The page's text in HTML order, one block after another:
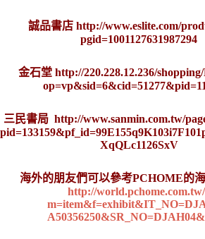
誠品書店http://www.eslite.com/
pgid=1001127631987294
金石堂 http://220.228.12.236/
三民書局http://www.sanmin.com.tw/
XqQLc1126SxV
海外的朋友們可以參考PCHOME的
http://